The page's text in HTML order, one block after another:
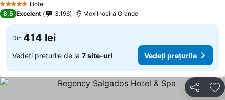
5 Stele Hotel
8,5 Excelent 3.196 Mexilhoeira Grande
Din 414 lei
Vedeți prețurile de la 7 site-uri Vedeți prețurile
Distribuiți